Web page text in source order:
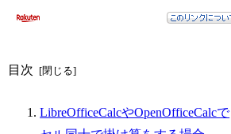
目次
LibreOfficeCalcやOpenOfficeCalcで